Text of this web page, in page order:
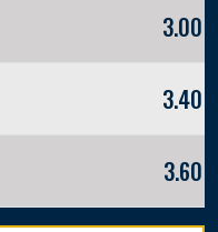
3.00
3.40
3.60